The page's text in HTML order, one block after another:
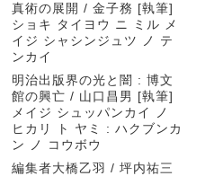
真術の展開 / 金子務 [執筆]
ショキ タイヨウ ニ ミル メ
イジ シャシンジュツ ノ テ
ンカイ
明治出版界の光と闇 : 博文
館の興亡 / 山口昌男 [執筆]
メイジ シュッパンカイ ノ
ヒカリ ト ヤミ : ハクブンカ
ン ノ コウボウ
編集者大橋乙羽 / 坪内祐三